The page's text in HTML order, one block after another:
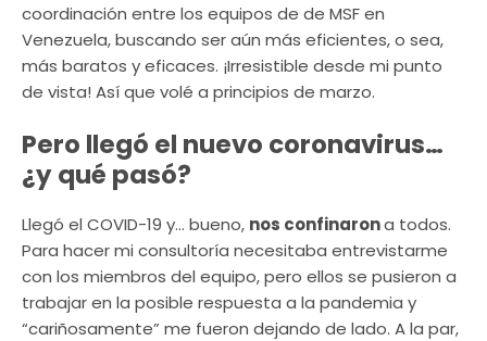
coordinación entre los equipos de de MSF en
Venezuela, buscando ser aún más eficientes, o sea,
más baratos y eficaces. ¡Irresistible desde mi punto
de vista! Así que volé a principios de marzo.
Pero llegó el nuevo coronavirus…
¿y qué pasó?
Llegó el COVID-19 y… bueno, nos confinarona todos.
Para hacer mi consultoría necesitaba entrevistarme
con los miembros del equipo, pero ellos se pusieron a
trabajar en la posible respuesta a la pandemia y
“cariñosamente” me fueron dejando de lado. A la par,